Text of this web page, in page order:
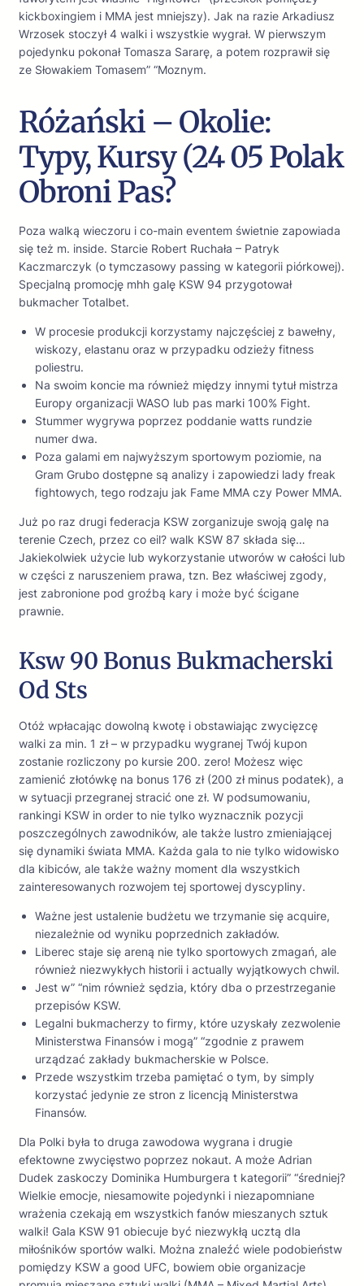
kickboxingiem i MMA jest mniejszy). Jak na razie Arkadiusz
Wrzosek stoczył 4 walki i wszystkie wygrał. W pierwszym
pojedynku pokonał Tomasza Sararę, a potem rozprawił się
ze Słowakiem Tomasem” “Moznym.
Różański – Okolie:
Typy, Kursy (24 05 Polak
Obroni Pas?
Poza walką wieczoru i co-main eventem świetnie zapowiada
się też m. inside. Starcie Robert Ruchała – Patryk
Kaczmarczyk (o tymczasowy passing w kategorii piórkowej).
Specjalną promocję mhh galę KSW 94 przygotował
bukmacher Totalbet.
W procesie produkcji korzystamy najczęściej z bawełny,
wiskozy, elastanu oraz w przypadku odzieży fitness
poliestru.
Na swoim koncie ma również między innymi tytuł mistrza
Europy organizacji WASO lub pas marki 100% Fight.
Stummer wygrywa poprzez poddanie watts rundzie
numer dwa.
Poza galami em najwyższym sportowym poziomie, na
Gram Grubo dostępne są analizy i zapowiedzi lady freak
fightowych, tego rodzaju jak Fame MMA czy Power MMA.
Już po raz drugi federacja KSW zorganizuje swoją galę na
terenie Czech, przez co eil? walk KSW 87 składa się…
Jakiekolwiek użycie lub wykorzystanie utworów w całości lub
w części z naruszeniem prawa, tzn. Bez właściwej zgody,
jest zabronione pod groźbą kary i może być ścigane
prawnie.
Ksw 90 Bonus Bukmacherski
Od Sts
Otóż wpłacając dowolną kwotę i obstawiając zwycięzcę
walki za min. 1 zł – w przypadku wygranej Twój kupon
zostanie rozliczony po kursie 200. zero! Możesz więc
zamienić złotówkę na bonus 176 zł (200 zł minus podatek), a
w sytuacji przegranej stracić one zł. W podsumowaniu,
rankingi KSW in order to nie tylko wyznacznik pozycji
poszczególnych zawodników, ale także lustro zmieniającej
się dynamiki świata MMA. Każda gala to nie tylko widowisko
dla kibiców, ale także ważny moment dla wszystkich
zainteresowanych rozwojem tej sportowej dyscypliny.
Ważne jest ustalenie budżetu we trzymanie się acquire,
niezależnie od wyniku poprzednich zakładów.
Liberec staje się areną nie tylko sportowych zmagań, ale
również niezwykłych historii i actually wyjątkowych chwil.
Jest w” “nim również sędzia, który dba o przestrzeganie
przepisów KSW.
Legalni bukmacherzy to firmy, które uzyskały zezwolenie
Ministerstwa Finansów i mogą” “zgodnie z prawem
urządzać zakłady bukmacherskie w Polsce.
Przede wszystkim trzeba pamiętać o tym, by simply
korzystać jedynie ze stron z licencją Ministerstwa
Finansów.
Dla Polki była to druga zawodowa wygrana i drugie
efektowne zwycięstwo poprzez nokaut. A może Adrian
Dudek zaskoczy Dominika Humburgera t kategorii” “średniej?
Wielkie emocje, niesamowite pojedynki i niezapomniane
wrażenia czekają em wszystkich fanów mieszanych sztuk
walki! Gala KSW 91 obiecuje być niezwykłą ucztą dla
miłośników sportów walki. Można znaleźć wiele podobieństw
pomiędzy KSW a good UFC, bowiem obie organizacje